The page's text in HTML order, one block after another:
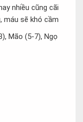
nhiều cũng cãi
máu sẽ khó cầm
Mão (5-7), Ngọ